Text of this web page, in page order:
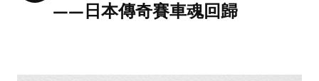
——日本傳奇賽車魂回歸